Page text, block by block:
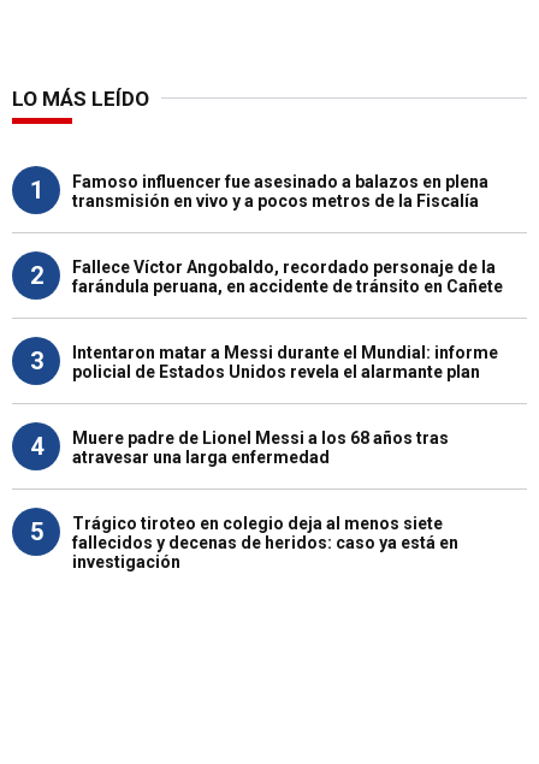
LO MÁS LEÍDO
1
Famoso influencer fue asesinado a balazos en plena
transmisión en vivo y a pocos metros de la Fiscalía
2
Fallece Víctor Angobaldo, recordado personaje de la
farándula peruana, en accidente de tránsito en Cañete
3
Intentaron matar a Messi durante el Mundial: informe
policial de Estados Unidos revela el alarmante plan
4
Muere padre de Lionel Messi a los 68 años tras
atravesar una larga enfermedad
5
Trágico tiroteo en colegio deja al menos siete
fallecidos y decenas de heridos: caso ya está en
investigación